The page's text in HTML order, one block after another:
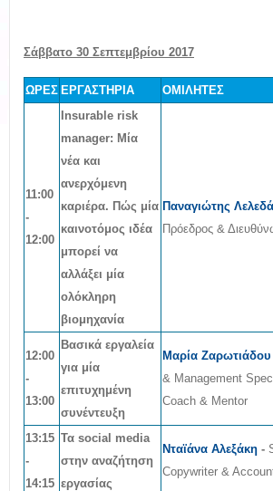
Σάββατο 30 Σεπτεμβρίου 2017
ΩΡΕΣ ΕΡΓΑΣΤΗΡΙΑ ΟΜΙΛΗΤΕΣ
11:00
-
12:00
Insurable risk
manager: Μία
νέα και
ανερχόμενη
καριέρα. Πώς μία
καινοτόμος ιδέα
μπορεί να
αλλάξει μία
ολόκληρη
βιομηχανία
Παναγιώτης
Πρόεδρος &
12:00
-
13:00
Βασικά εργαλεία
για μία
επιτυχημένη
συνέντευξη
Μαρία Ζαρωτιάδου
& Management
Coach & Mentor
13:15
-
14:15
Τα social media
στην αναζήτηση
εργασίας
Νταϊάνα Αλεξάκη -
Copywriter &